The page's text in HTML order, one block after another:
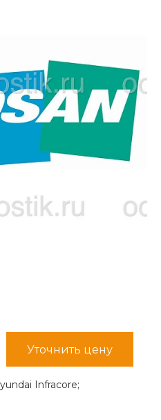
Уточнить цену
Infracore;